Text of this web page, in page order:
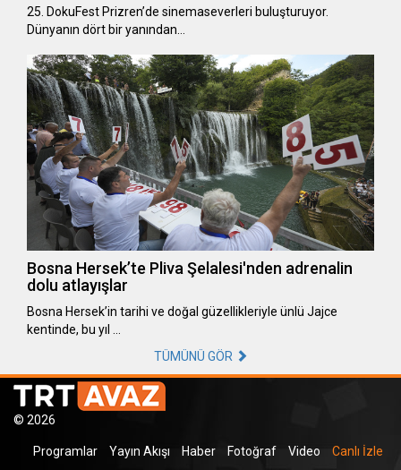
25. DokuFest Prizren’de sinemaseverleri buluşturuyor.
Dünyanın dört bir yanından…
Bosna Hersek’te Pliva Şelalesi'nden adrenalin
dolu atlayışlar
Bosna Hersek’in tarihi ve doğal güzellikleriyle ünlü Jajce
kentinde, bu yıl …
TÜMÜNÜ GÖR
© 2026
Programlar Yayın Akışı Haber Fotoğraf Video Canlı İzle